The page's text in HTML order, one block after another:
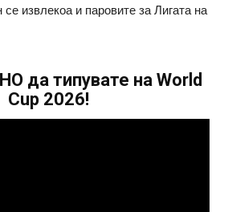
извлекоа и паровите за Лигата на
да типувате на World
Cup 2026!